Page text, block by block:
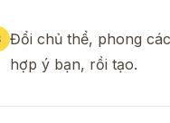
Đổi chủ thể, phong
hợp ý bạn, rồi tạo.